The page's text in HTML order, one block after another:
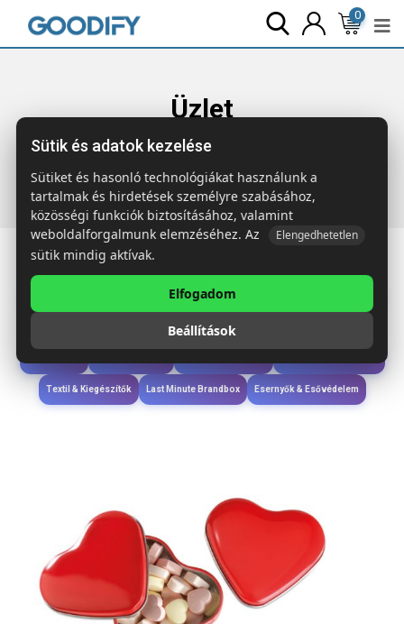
0
Üzlet
Főoldal Termékek Wellness & Ápolás
Cukorka szív alakú tartóban
Étkezés & Ivás
Wellness & Ápolás
Textil & Kiegészítők Last Minute Brandbox Esernyők & Esővédelem
Sütik és adatok kezelése
Sütiket és hasonló technológiákat használunk a
tartalmak és hirdetések személyre szabásához,
közösségi funkciók biztosításához, valamint
weboldalforgalmunk elemzéséhez. Az
Elengedhetetlen
sütik mindig aktívak.
Elfogadom
Beállítások